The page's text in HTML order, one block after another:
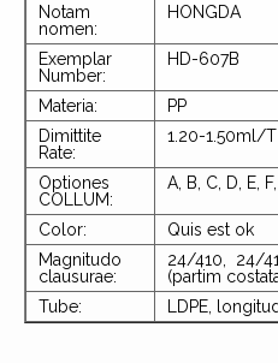
Notam
nomen:
HONGDA
Exemplar
Number:
HD-607B
Materia:
PP
Dimittite
Rate:
1.20-1.50ml/T
Optiones
COLLUM:
A, B, C, D, E,
Color:
Quis est ok
Magnitudo
clausurae:
24/410, 24/
(partim
Tube:
LDPE,